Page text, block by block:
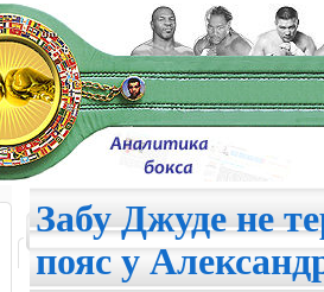
Забу Джуде не
пояс у